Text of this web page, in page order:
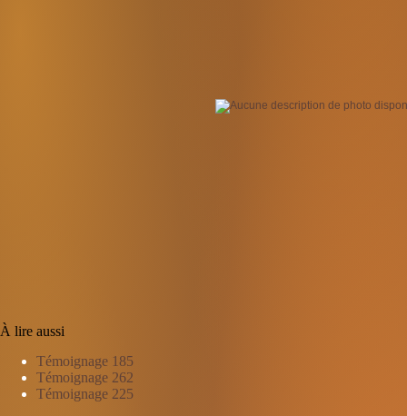
À lire aussi
Témoignage 185
Témoignage 262
Témoignage 225